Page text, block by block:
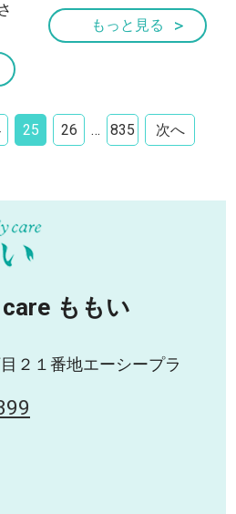
もっと見る
25 26 … 835 次へ
ももい
２１番地エーシープラ